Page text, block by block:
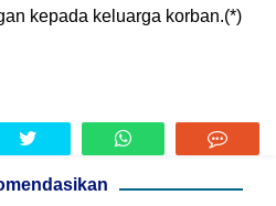
kepada keluarga korban.(*)